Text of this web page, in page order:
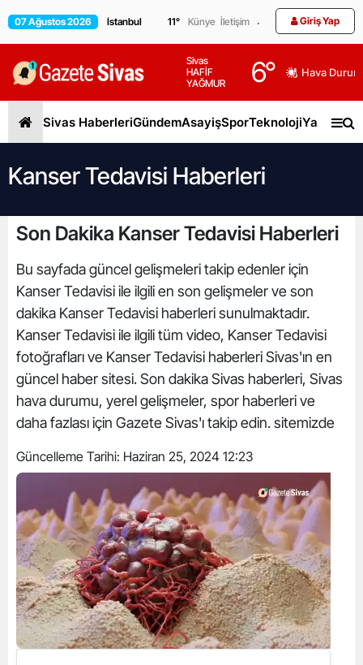
07 Ağustos 2026 11° Künye İletişim Giriş Yap
Sivas
HAFİF
YAĞMUR
6° Hava
Sivas HaberleriGündemAsayişSporTeknolojiYaşam
Kanser Tedavisi Haberleri
Son Dakika Kanser Tedavisi Haberleri
Bu sayfada güncel gelişmeleri takip edenler için
Kanser Tedavisi ile ilgili en son gelişmeler ve son
dakika Kanser Tedavisi haberleri sunulmaktadır.
Kanser Tedavisi ile ilgili tüm video, Kanser Tedavisi
fotoğrafları ve Kanser Tedavisi haberleri Sivas'ın en
güncel haber sitesi. Son dakika Sivas haberleri, Sivas
hava durumu, yerel gelişmeler, spor haberleri ve
daha fazlası için Gazete Sivas'ı takip edin. sitemizde
Güncelleme Tarihi: Haziran 25, 2024 12:23